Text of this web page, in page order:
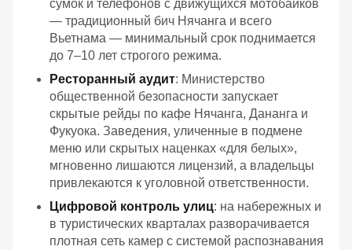
сумок и телефонов с движущихся мотобайков
— традиционный бич Нячанга и всего
Вьетнама — минимальный срок поднимается
до 7–10 лет строгого режима.
Ресторанный аудит: Министерство
общественной безопасности запускает
скрытые рейды по кафе Нячанга, Дананга и
Фукуока. Заведения, уличенные в подмене
меню или скрытых наценках «для белых»,
мгновенно лишаются лицензий, а владельцы
привлекаются к уголовной ответственности.
Цифровой контроль улиц: на набережных и
в туристических кварталах разворачивается
плотная сеть камер с системой распознавания